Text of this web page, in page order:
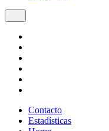
Contacto
Estadísticas